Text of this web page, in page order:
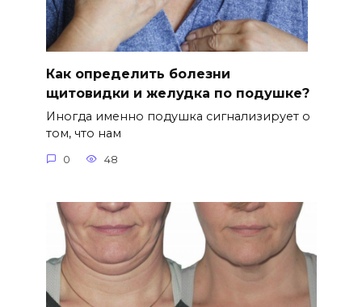
Как определить болезни
щитовидки и желудка по подушке?
Иногда именно подушка сигнализирует о
том, что нам
0 48